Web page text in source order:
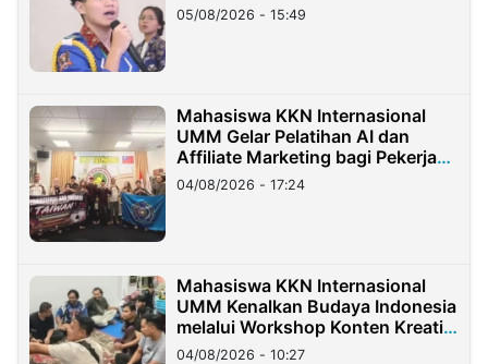
05/08/2026 - 15:49
Mahasiswa KKN Internasional
UMM Gelar Pelatihan AI dan
Affiliate Marketing bagi Pekerja
Migran Indonesia di Taiwan
04/08/2026 - 17:24
Mahasiswa KKN Internasional
UMM Kenalkan Budaya Indonesia
melalui Workshop Konten Kreatif
di Taiwan
04/08/2026 - 10:27